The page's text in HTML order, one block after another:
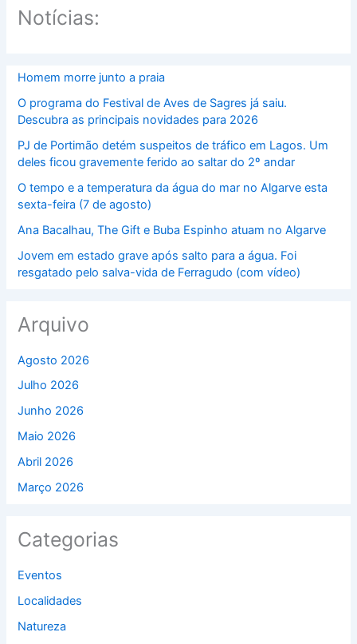
Notícias:
Homem morre junto a praia
O programa do Festival de Aves de Sagres já saiu.
Descubra as principais novidades para 2026
PJ de Portimão detém suspeitos de tráfico em Lagos. Um
deles ficou gravemente ferido ao saltar do 2º andar
O tempo e a temperatura da água do mar no Algarve esta
sexta-feira (7 de agosto)
Ana Bacalhau, The Gift e Buba Espinho atuam no Algarve
Jovem em estado grave após salto para a água. Foi
resgatado pelo salva-vida de Ferragudo (com vídeo)
Arquivo
Agosto 2026
Julho 2026
Junho 2026
Maio 2026
Abril 2026
Março 2026
Categorias
Eventos
Localidades
Natureza